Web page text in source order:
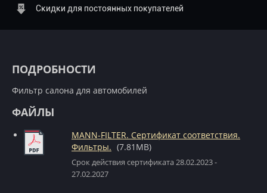
Скидки для постоянных покупателей
ПОДРОБНОСТИ
Фильтр салона для автомобилей
ФАЙЛЫ
MANN-FILTER. Сертификат соответствия.
Фильтры. (7.81MB)
Срок действия сертификата 28.02.2023 -
27.02.2027